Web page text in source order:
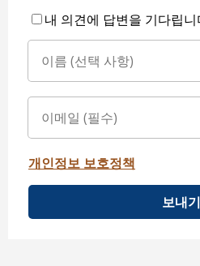
내 의견에 답변을 기다립니
개인정보 보호정책
보내기